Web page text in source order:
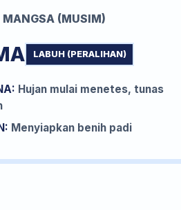
MANGSA (MUSIM)
LABUH (PERALIHAN)
Hujan mulai menetes, tunas
Menyiapkan benih padi